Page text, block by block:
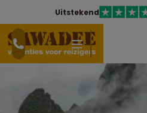
Uitstekend